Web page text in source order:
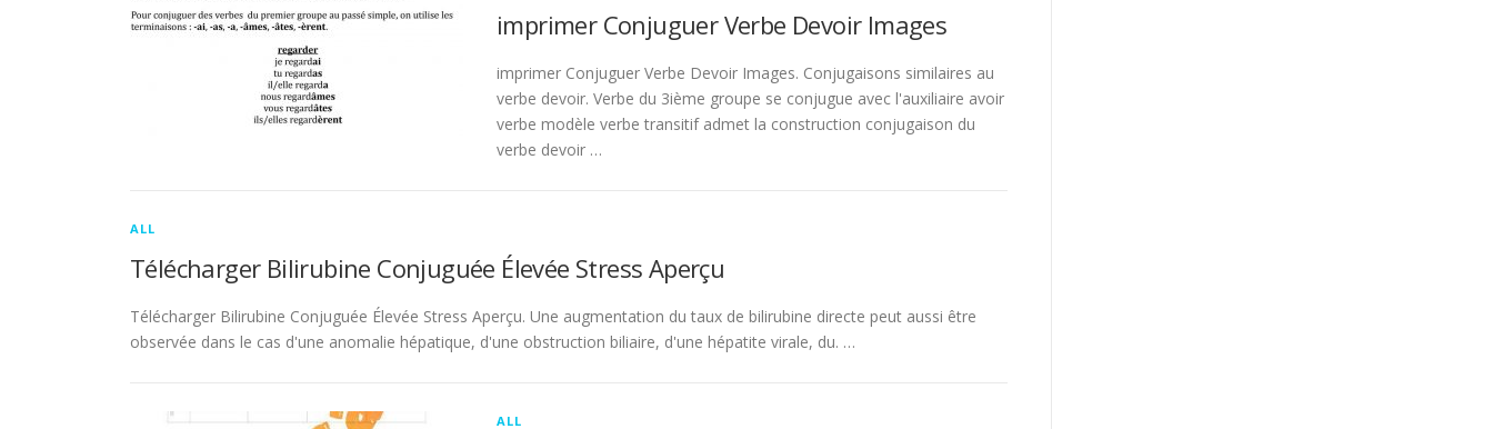
imprimer Conjuguer Verbe Devoir Images
imprimer Conjuguer Verbe Devoir Images. Conjugaisons similaires au
verbe devoir. Verbe du 3ième groupe se conjugue avec l'auxiliaire avoir
verbe modèle verbe transitif admet la construction conjugaison du
verbe devoir …
ALL
Télécharger Bilirubine Conjuguée Élevée Stress Aperçu
Télécharger Bilirubine Conjuguée Élevée Stress Aperçu. Une augmentation du taux de bilirubine directe peut aussi être
observée dans le cas d'une anomalie hépatique, d'une obstruction biliaire, d'une hépatite virale, du. …
ALL